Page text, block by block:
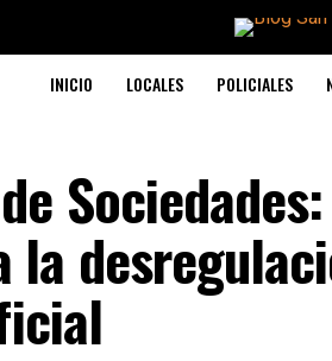
INICIO LOCALES POLICIALES
la